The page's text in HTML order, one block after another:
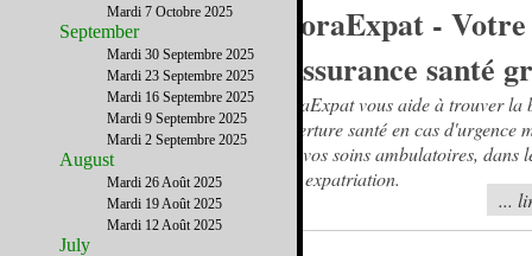
AgoraExpat -
d'assurance santé
AgoraExpat vous aide à trouver la
couverture santé en cas d'urgence
pour vos soins ambulatoires, dans
votre expatriation.
...
Mardi 7 Octobre 2025
September
Mardi 30 Septembre 2025
Mardi 23 Septembre 2025
Mardi 16 Septembre 2025
Mardi 9 Septembre 2025
Mardi 2 Septembre 2025
August
Mardi 26 Août 2025
Mardi 19 Août 2025
Mardi 12 Août 2025
July